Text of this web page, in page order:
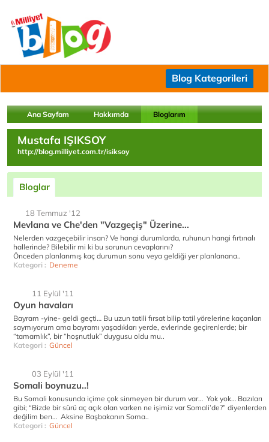
Blog Kategorileri
Ana Sayfam Hakkımda Bloglarım
Mustafa IŞIKSOY
http://blog.milliyet.com.tr/isiksoy
Bloglar
18 Temmuz '12
Mevlana ve Che'den "Vazgeçiş" Üzerine...
Nelerden vazgeçebilir insan? Ve hangi durumlarda, ruhunun hangi fırtınalı
hallerinde? Bilebilir mi ki bu sorunun cevaplarını?
Önceden planlanmış kaç durumun sonu veya geldiği yer planlanana..
Kategori : Deneme
11 Eylül '11
Oyun havaları
Bayram -yine- geldi geçti… Bu uzun tatili fırsat bilip tatil yörelerine kaçanları
saymıyorum ama bayramı yaşadıkları yerde, evlerinde geçirenlerde; bir
“tamamlık”, bir “hoşnutluk” duygusu oldu mu..
Kategori : Güncel
03 Eylül '11
Somali boynuzu..!
Bu Somali konusunda içime çok sinmeyen bir durum var… Yok yok… Bazıları
gibi; “Bizde bir sürü aç açık olan varken ne işimiz var Somali’de?” diyenlerden
değilim ben… Aksine Başbakanın Soma..
Kategori : Güncel